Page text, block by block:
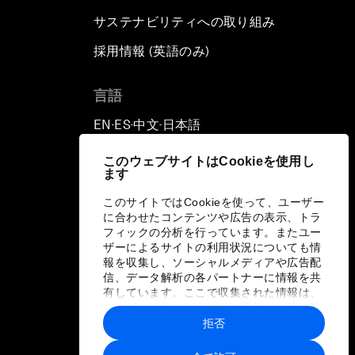
このウェブサイトはCookieを使用し
ます
このサイトではCookieを使って、ユーザー
に合わせたコンテンツや広告の表示、トラ
フィックの分析を行っています。またユー
ザーによるサイトの利用状況についても情
報を収集し、ソーシャルメディアや広告配
信、データ解析の各パートナーに情報を共
有しています。ここで収集された情報は、
ユーザーが各パートナーに提供した他の情
報や各パートナーのサービスを使用した際
に収集された情報と組み合わされ、各パー
拒否
サステナビリティへの取り組み
採用情報 (英語のみ)
言語
EN ▪ES▪中文▪ 日本語